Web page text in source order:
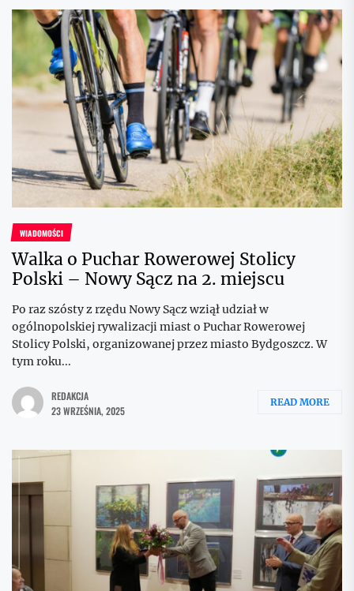
WIADOMOŚCI
Walka o Puchar Rowerowej Stolicy
Polski – Nowy Sącz na 2. miejscu
Po raz szósty z rzędu Nowy Sącz wziął udział w
ogólnopolskiej rywalizacji miast o Puchar Rowerowej
Stolicy Polski, organizowanej przez miasto Bydgoszcz. W
tym roku...
REDAKCJA
23 WRZEŚNIA, 2025
READ MORE